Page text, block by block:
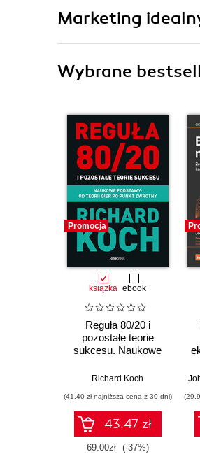
Marketing
Wybrane
Promocja
książka ebook
Reguła 80/20 i
pozostałe teorie
sukcesu. Naukowe
gier po punkt zwrotny
Richard Koch
(41,40 zł najniższa cena z 30 dni)
43.47 zł
69.00zł (-37%)